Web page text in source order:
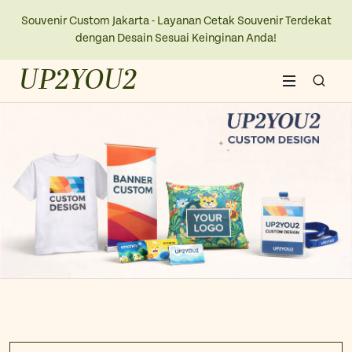
Souvenir Custom Jakarta - Layanan Cetak Souvenir Terdekat
dengan Desain Sesuai Keinginan Anda!
UP2YOU2
About Us
Blogs
Contact Us
New Collection